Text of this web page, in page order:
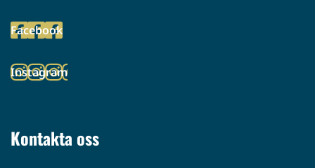
palveluun)
Facebook
(siirryt
palveluun)
Instagram
(siirryt
Kontakta oss